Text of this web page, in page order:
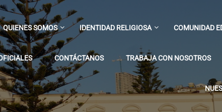
QUIENES SOMOS IDENTIDAD RELIGIOSA COMUNIDAD
CONTÁCTANOS TRABAJA CON NOSOTROS